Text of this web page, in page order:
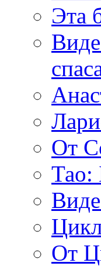
Эта
От
Тао:
От